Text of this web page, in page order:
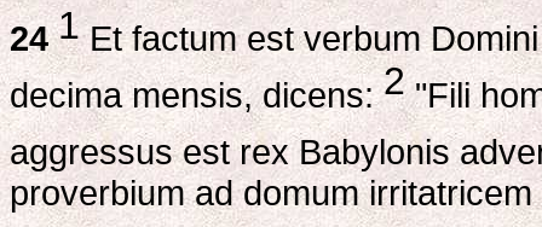
24 1Et factum est verbum
decima mensis, dicens:2"Fili
aggressus est rex Babylonis
proverbium ad domum